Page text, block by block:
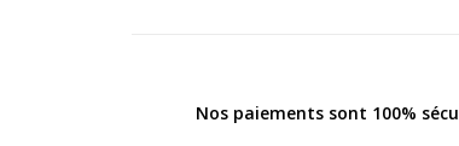
Nos paiements sont 100%